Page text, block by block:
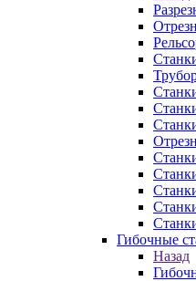
Гибочные
Назад